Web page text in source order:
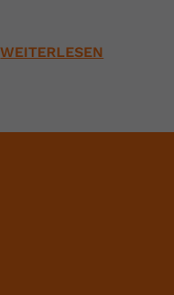
WEITERLESEN